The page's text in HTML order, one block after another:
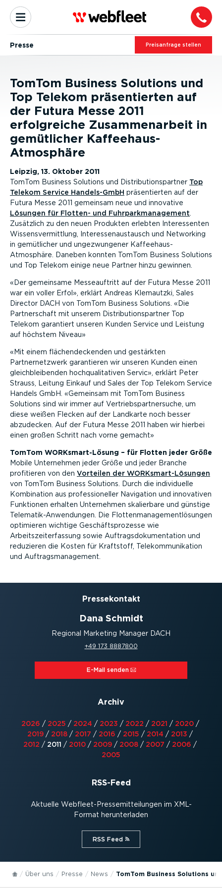
Presse Preis­an­frage stellen
TomTom Business Solutions und
Top Telekom präsentierten auf
der Futura Messe 2011
erfolgreiche Zusammenarbeit in
gemütlicher Kaffeehaus-
Atmosphäre
Leipzig, 13. Oktober 2011
TomTom Business Solutions und Distributionspartner Top
Telekom Service Handels-GmbH präsentierten auf der
Futura Messe 2011 gemeinsam neue und innovative
Lösungen für Flotten- und Fuhrparkmanagement
Zusätzlich zu den neuen Produkten erlebten Interessenten
Wissensvermittlung, Interessenaustausch und Networking
in gemütlicher und ungezwungener Kaffeehaus-
Atmosphäre. Daneben konnten TomTom Business Solutions
und Top Telekom einige neue Partner hinzu gewinnen.
Der gemeinsame Messeauftritt auf der Futura Messe 2011
war ein voller Erfol
, erklärt Andreas Klemautzki, Sales
Director DACH von TomTom Business Solutions.
Die
Partnerschaft mit unserem Distributionspartner Top
Telekom garantiert unseren Kunden Service und Leistung
auf höchstem Niveau
Mit einem flächendeckenden und gestärkten
Partnernetzwerk garantieren wir unseren Kunden einen
gleichbleibenden hochqualitativen Servic
, erklärt Peter
Strauss, Leitung Einkauf und Sales der Top Telekom Service
Handels GmbH.
Gemeinsam mit TomTom Business
Solutions sind wir immer auf Vertriebspartnersuche, um
diese weißen Flecken auf der Landkarte noch besser
abzudecken. Auf der Futura Messe 2011 haben wir hierbei
einen großen Schritt nach vorne gemacht
TomTom WORKsmart-Lösung – für Flotten jeder Größe
Mobile Unternehmen jeder Größe und jeder Branche
profitieren von den Vorteilen der WORKsmart-Lösungen
von TomTom Business Solutions. Durch die individuelle
Kombination aus professioneller Navigation und innovativen
Funktionen erhalten Unternehmen skalierbare und günstige
Telematik-Anwendungen. Die Flottenmanagementlösungen
optimieren wichtige Geschäftsprozesse wie
Arbeitszeiterfassung sowie Auftragsdokumentation und
reduzieren die Kosten für Kraftstoff, Telekommunikation
und Auftragsmanagement.
Presse­kontakt
Dana Schmidt
Regional Marketing Manager DACH
+49 173 8887800
E-Mail senden⁠
Archiv
2026 / 2025 / 2024 / 2023 / 2022 / 2021 / 2020/
2019 / 2018 / 2017 / 2016 / 2015 / 2014 / 2013 /
2012 / 2011 / 2010 / 2009 / 2008 / 2007 / 2006 /
2005
RSS-Feed
Aktuelle Webfleet-Pres­se­mit­tei­lungen im XML-
Format herun­ter­laden
RSS Feed⁠
Über uns Presse News TomTom Business Solutions